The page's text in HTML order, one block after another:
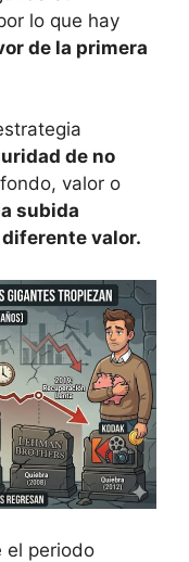
lo que hay
de la primera
de no
valor o
subida
valor.
el periodo